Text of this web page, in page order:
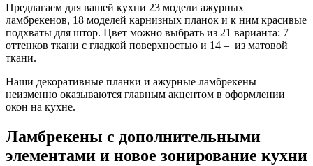
Предлагаем для вашей кухни 23 модели ажурных
ламбрекенов, 18 моделей карнизных планок и к ним красивые
подхваты для штор. Цвет можно выбрать из 21 варианта: 7
оттенков ткани с гладкой поверхностью и 14 – из матовой
ткани.
Наши декоративные планки и ажурные ламбрекены
неизменно оказываются главным акцентом в оформлении
окон на кухне.
Ламбрекены с дополнительными
элементами и новое зонирование кухни